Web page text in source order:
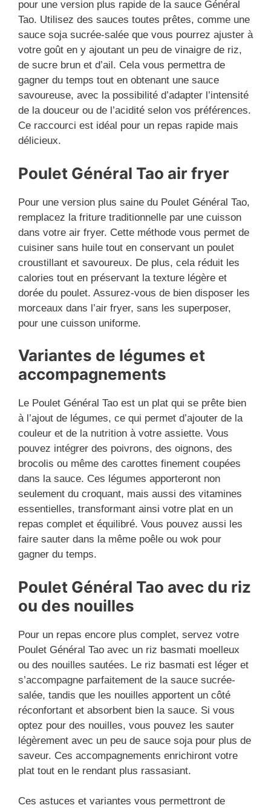
pour une version plus rapide de la sauce Général
Tao. Utilisez des sauces toutes prêtes, comme une
sauce soja sucrée-salée que vous pourrez ajuster à
votre goût en y ajoutant un peu de vinaigre de riz,
de sucre brun et d’ail. Cela vous permettra de
gagner du temps tout en obtenant une sauce
savoureuse, avec la possibilité d’adapter l’intensité
de la douceur ou de l’acidité selon vos préférences.
Ce raccourci est idéal pour un repas rapide mais
délicieux.
Poulet Général Tao air fryer
Pour une version plus saine du Poulet Général Tao,
remplacez la friture traditionnelle par une cuisson
dans votre air fryer. Cette méthode vous permet de
cuisiner sans huile tout en conservant un poulet
croustillant et savoureux. De plus, cela réduit les
calories tout en préservant la texture légère et
dorée du poulet. Assurez-vous de bien disposer les
morceaux dans l’air fryer, sans les superposer,
pour une cuisson uniforme.
Variantes de légumes et
accompagnements
Le Poulet Général Tao est un plat qui se prête bien
à l’ajout de légumes, ce qui permet d’ajouter de la
couleur et de la nutrition à votre assiette. Vous
pouvez intégrer des poivrons, des oignons, des
brocolis ou même des carottes finement coupées
dans la sauce. Ces légumes apporteront non
seulement du croquant, mais aussi des vitamines
essentielles, transformant ainsi votre plat en un
repas complet et équilibré. Vous pouvez aussi les
faire sauter dans la même poêle ou wok pour
gagner du temps.
Poulet Général Tao avec du riz
ou des nouilles
Pour un repas encore plus complet, servez votre
Poulet Général Tao avec un riz basmati moelleux
ou des nouilles sautées. Le riz basmati est léger et
s’accompagne parfaitement de la sauce sucrée-
salée, tandis que les nouilles apportent un côté
réconfortant et absorbent bien la sauce. Si vous
optez pour des nouilles, vous pouvez les sauter
légèrement avec un peu de sauce soja pour plus de
saveur. Ces accompagnements enrichiront votre
plat tout en le rendant plus rassasiant.
Ces astuces et variantes vous permettront de